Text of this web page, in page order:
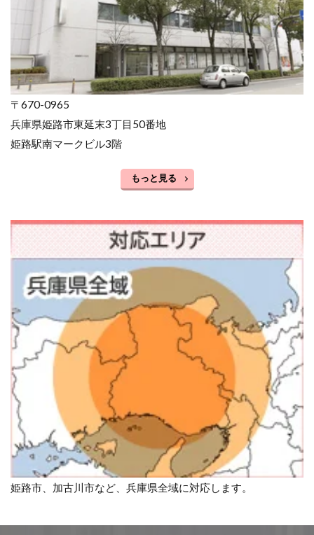
〒670-0965
兵庫県姫路市東延末3丁目50番地
姫路駅南マークビル3階
もっと見る
姫路市、加古川市など、兵庫県全域に対応します。